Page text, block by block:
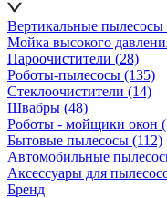
Вертикальные пылесосы
Мойка высокого
Пароочистители (28)
Роботы-пылесосы (135)
Стеклоочистители (14)
Швабры (48)
Роботы - мойщики окон
Бытовые пылесосы (112)
Автомобильные
Аксессуары для
Бренд